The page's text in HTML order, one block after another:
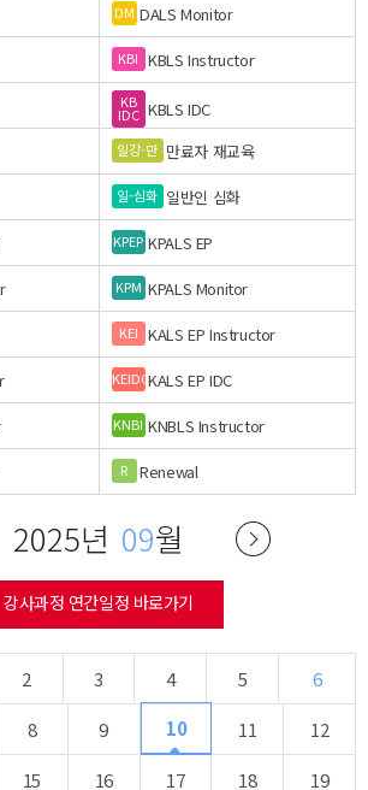
DM DALS Monitor
KBI KBLS Instructor
KB
IDC KBLS IDC
일강-만 만료자 재교육
일-심화 일반인 심화
KPEP KPALS EP
KPM KPALS Monitor
KEI KALS EP Instructor
KEIDCKALS EP IDC
KNBI KNBLS Instructor
R Renewal
2025년 09월
강사과정 연간일정 바로가기
2 3 4 5
6
8 9 10 11
12
15 16 17 18
19